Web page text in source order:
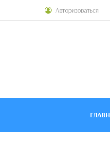
Авторизоваться